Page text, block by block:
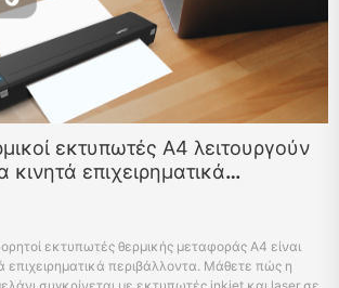
εκτυπωτές A4 λειτουργούν
κινητά επιχειρηματικά
εκτυπωτές θερμικής μεταφοράς A4 είναι
επιχειρηματικά περιβάλλοντα. Μάθετε πώς η